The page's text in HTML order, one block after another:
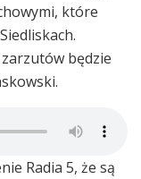
które
będzie
Radia 5, że są